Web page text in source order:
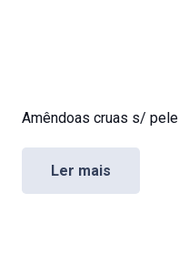
Amêndoas cruas s/ pele
Ler mais